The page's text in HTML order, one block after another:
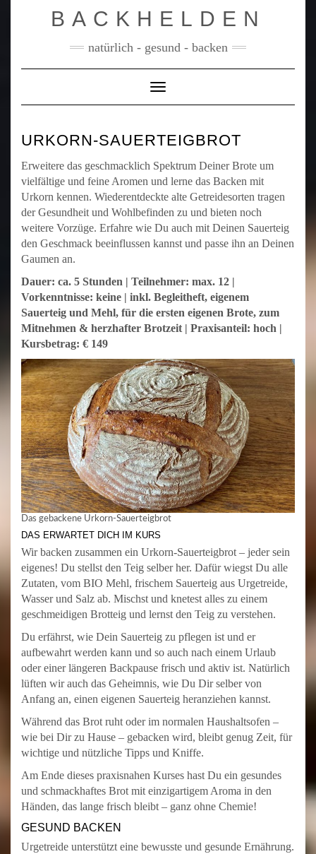
BACKHELDEN
natürlich - gesund - backen
Toggle Navigation
URKORN-SAUERTEIGBROT
Erweitere das geschmacklich Spektrum Deiner Brote um
vielfältige und feine Aromen und lerne das Backen mit
Urkorn kennen. Wiederentdeckte alte Getreidesorten tragen
der Gesundheit und Wohlbefinden zu und bieten noch
weitere Vorzüge. Erfahre wie Du auch mit Deinen Sauerteig
den Geschmack beeinflussen kannst und passe ihn an Deinen
Gaumen an.
Dauer: ca. 5 Stunden | Teilnehmer: max. 12 |
Vorkenntnisse: keine | inkl. Begleitheft, eigenem
Sauerteig und Mehl, für die ersten eigenen Brote, zum
Mitnehmen & herzhafter Brotzeit | Praxisanteil: hoch |
Kursbetrag: € 149
Das gebackene Urkorn-Sauerteigbrot
DAS ERWARTET DICH IM KURS
Wir backen zusammen ein Urkorn-Sauerteigbrot – jeder sein
eigenes! Du stellst den Teig selber her. Dafür wiegst Du alle
Zutaten, vom BIO Mehl, frischem Sauerteig aus Urgetreide,
Wasser und Salz ab. Mischst und knetest alles zu einem
geschmeidigen Brotteig und lernst den Teig zu verstehen.
Du erfährst, wie Dein Sauerteig zu pflegen ist und er
aufbewahrt werden kann und so auch nach einem Urlaub
oder einer längeren Backpause frisch und aktiv ist. Natürlich
lüften wir auch das Geheimnis, wie Du Dir selber von
Anfang an, einen eigenen Sauerteig heranziehen kannst.
Während das Brot ruht oder im normalen Haushaltsofen –
wie bei Dir zu Hause – gebacken wird, bleibt genug Zeit, für
wichtige und nützliche Tipps und Kniffe.
Am Ende dieses praxisnahen Kurses hast Du ein gesundes
und schmackhaftes Brot mit einzigartigem Aroma in den
Händen, das lange frisch bleibt – ganz ohne Chemie!
GESUND BACKEN
Urgetreide unterstützt eine bewusste und gesunde Ernährung.